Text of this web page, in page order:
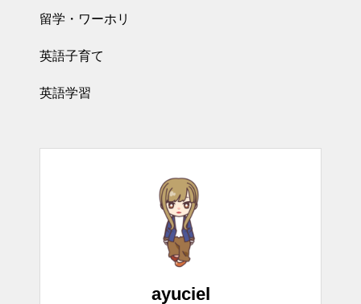
留学・ワーホリ
英語子育て
英語学習
ayuciel